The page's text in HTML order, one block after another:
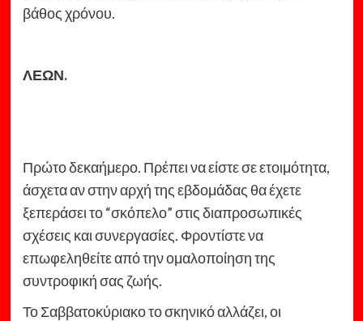
βάθος χρόνου.
ΛΕΩΝ.
Πρώτο δεκαήμερο. Πρέπει να είστε σε ετοιμότητα,
άσχετα αν στην αρχή της εβδομάδας θα έχετε
ξεπεράσει το “σκόπελο” στις διαπροσωπικές
σχέσεις και συνεργασίες. Φροντίστε να
επωφεληθείτε από την ομαλοποίηση της
συντροφική σας ζωής.
Το Σαββατοκύριακο το σκηνικό αλλάζει, οι